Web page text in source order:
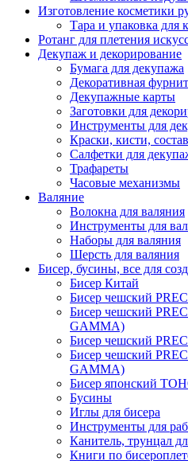
Изготовление косметики
Тара и упаковка для
Ротанг для плетения
Декупаж и декорирование
Бумага для декупажа
Декоративная
Декупажные карты
Заготовки для
Инструменты для
Краски, кисти,
Салфетки для
Трафареты
Часовые механизмы
Валяние
Волокна для валяния
Инструменты для
Наборы для валяния
Шерсть для валяния
Бисер, бусины, все для
Бисер Китай
Бисер чешский
Бисер чешский
GAMMA)
Бисер чешский
Бисер чешский
GAMMA)
Бисер японский
Бусины
Иглы для бисера
Инструменты для
Канитель, трунцал
Книги по